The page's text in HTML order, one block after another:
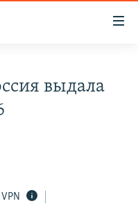
выдала